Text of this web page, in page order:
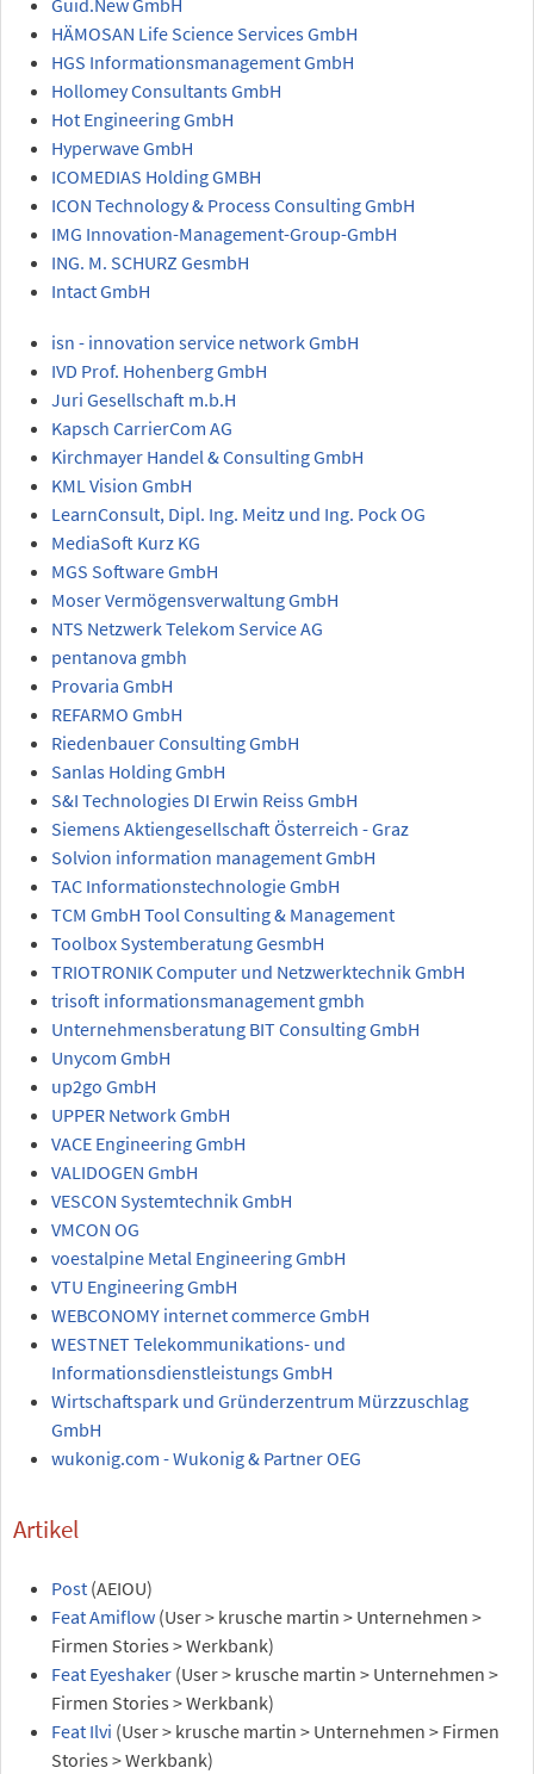
Guid.New GmbH
HÄMOSAN Life Science Services GmbH
HGS Informationsmanagement GmbH
Hollomey Consultants GmbH
Hot Engineering GmbH
Hyperwave GmbH
ICOMEDIAS Holding GMBH
ICON Technology & Process Consulting GmbH
IMG Innovation-Management-Group-GmbH
ING. M. SCHURZ GesmbH
Intact GmbH
isn - innovation service network GmbH
IVD Prof. Hohenberg GmbH
Juri Gesellschaft m.b.H
Kapsch CarrierCom AG
Kirchmayer Handel & Consulting GmbH
KML Vision GmbH
LearnConsult, Dipl. Ing. Meitz und Ing. Pock OG
MediaSoft Kurz KG
MGS Software GmbH
Moser Vermögensverwaltung GmbH
NTS Netzwerk Telekom Service AG
pentanova gmbh
Provaria GmbH
REFARMO GmbH
Riedenbauer Consulting GmbH
Sanlas Holding GmbH
S&I Technologies DI Erwin Reiss GmbH
Siemens Aktiengesellschaft Österreich - Graz
Solvion information management GmbH
TAC Informationstechnologie GmbH
TCM GmbH Tool Consulting & Management
Toolbox Systemberatung GesmbH
TRIOTRONIK Computer und Netzwerktechnik GmbH
trisoft informationsmanagement gmbh
Unternehmensberatung BIT Consulting GmbH
Unycom GmbH
up2go GmbH
UPPER Network GmbH
VACE Engineering GmbH
VALIDOGEN GmbH
VESCON Systemtechnik GmbH
VMCON OG
voestalpine Metal Engineering GmbH
VTU Engineering GmbH
WEBCONOMY internet commerce GmbH
WESTNET Telekommunikations- und
Informationsdienstleistungs GmbH
Wirtschaftspark und Gründerzentrum Mürzzuschlag
GmbH
wukonig.com - Wukonig & Partner OEG
Artikel
Post (AEIOU)
Feat Amiflow (User > krusche martin > Unternehmen >
Firmen Stories > Werkbank)
Feat Eyeshaker (User > krusche martin > Unternehmen >
Firmen Stories > Werkbank)
Feat Ilvi (User > krusche martin > Unternehmen > Firmen
Stories > Werkbank)